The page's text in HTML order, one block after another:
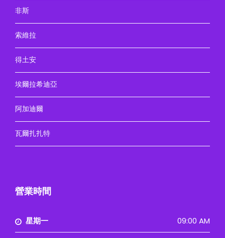
非斯
索維拉
得土安
埃爾拉希迪亞
阿加迪爾
瓦爾扎扎特
營業時間
星期一 09:00 AM